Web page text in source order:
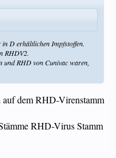
D erhältlichen Impfstoffen.
RHDV2.
und RHD von Cunivac waren,
dem RHD-Virenstamm
RHD-Virus Stamm